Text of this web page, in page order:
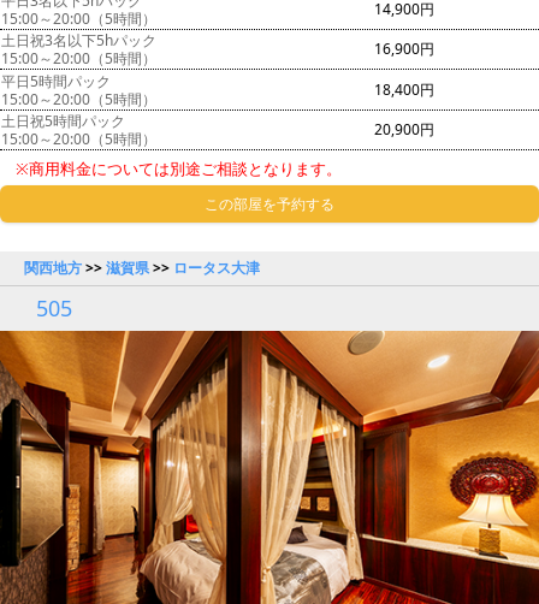
15:00～20:00（5時間）
14,900円
土日祝3名以下5hパック
15:00～20:00（5時間）
16,900円
平日5時間パック
15:00～20:00（5時間）
18,400円
土日祝5時間パック
15:00～20:00（5時間）
20,900円
※商用料金については別途ご相談となります。
この部屋を予約する
関西地方>>滋賀県>> ロータス大津
505